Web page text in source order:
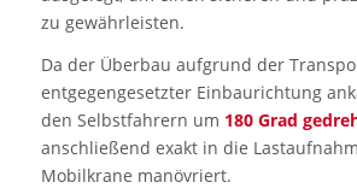
zu gewährleisten.
Da der Überbau aufgrund der
entgegengesetzter Einbaurichtung
den Selbstfahrern um 180 Grad
anschließend exakt in die
Mobilkrane manövriert.